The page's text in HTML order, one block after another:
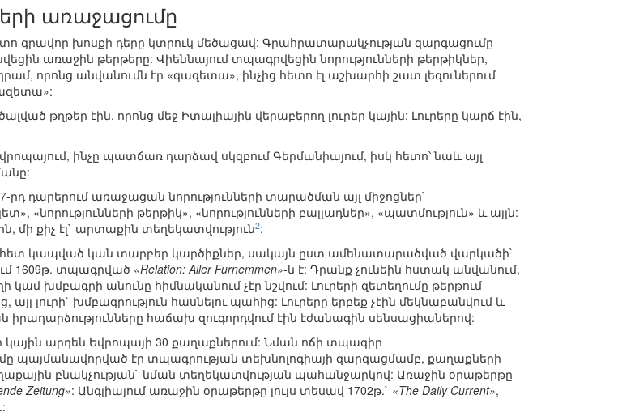
առաջացումը
գրավոր խոսքի դերը կտրուկ մեծացավ: Գրահրատարակչության զարգացումը
առաջին թերթերը: Վիեննայում տպագրվեցին նորությունների թերթիկներ,
որոնց անվանումն էր «գազետա», ինչից հետո էլ աշխարհի շատ լեզուներում
թղթեր էին, որոնց մեջ Իտալիային վերաբերող լուրեր կային: Լուրերը կարճ էին,
ինչը պատճառ դարձավ սկզբում Գերմանիայում, իսկ հետո՝ նաև այլ
դարերում առաջացան նորությունների տարածման այլ միջոցներ՝
«նորությունների թերթիկ», «նորությունների բալլադներ», «պատմություն» և այլն:
մի քիչ էլ` արտաքին տեղեկատվություն2:
կապված կան տարբեր կարծիքներ, սակայն ըստ ամենատարածված վարկածի`
1609թ. տպագրված «Relation: Aller Furnemmen»-ն է: Դրանք չունեին հստակ անվանում,
խմբագրի անունը հիմնականում չէր նշվում: Լուրերի զետեղումը թերթում
լուրի` խմբագրություն հասնելու պահից: Լուրերը երբեք չէին մեկնաբանվում և
իրադարձությունները հաճախ զուգորդվում էին էժանագին սենսացիաներով:
արդեն Եվրոպայի 30 քաղաքներում: Նման ոճի տպագիր
պայմանավորված էր տպագրության տեխնոլոգիայի զարգացմամբ, քաղաքների
բնակչության` նման տեղեկատվության պահանջարկով: Առաջին օրաթերթը
Zeitung»: Անգլիայում առաջին օրաթերթը լույս տեսավ 1702թ.` «The Daily Current»,